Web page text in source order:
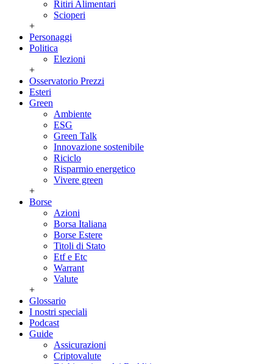
Ritiri Alimentari
Scioperi
+
Personaggi
Politica
Elezioni
+
Osservatorio Prezzi
Esteri
Green
Ambiente
ESG
Green Talk
Innovazione sostenibile
Riciclo
Risparmio energetico
Vivere green
+
Borse
Azioni
Borsa Italiana
Borse Estere
Titoli di Stato
Etf e Etc
Warrant
Valute
+
Glossario
I nostri speciali
Podcast
Guide
Assicurazioni
Criptovalute